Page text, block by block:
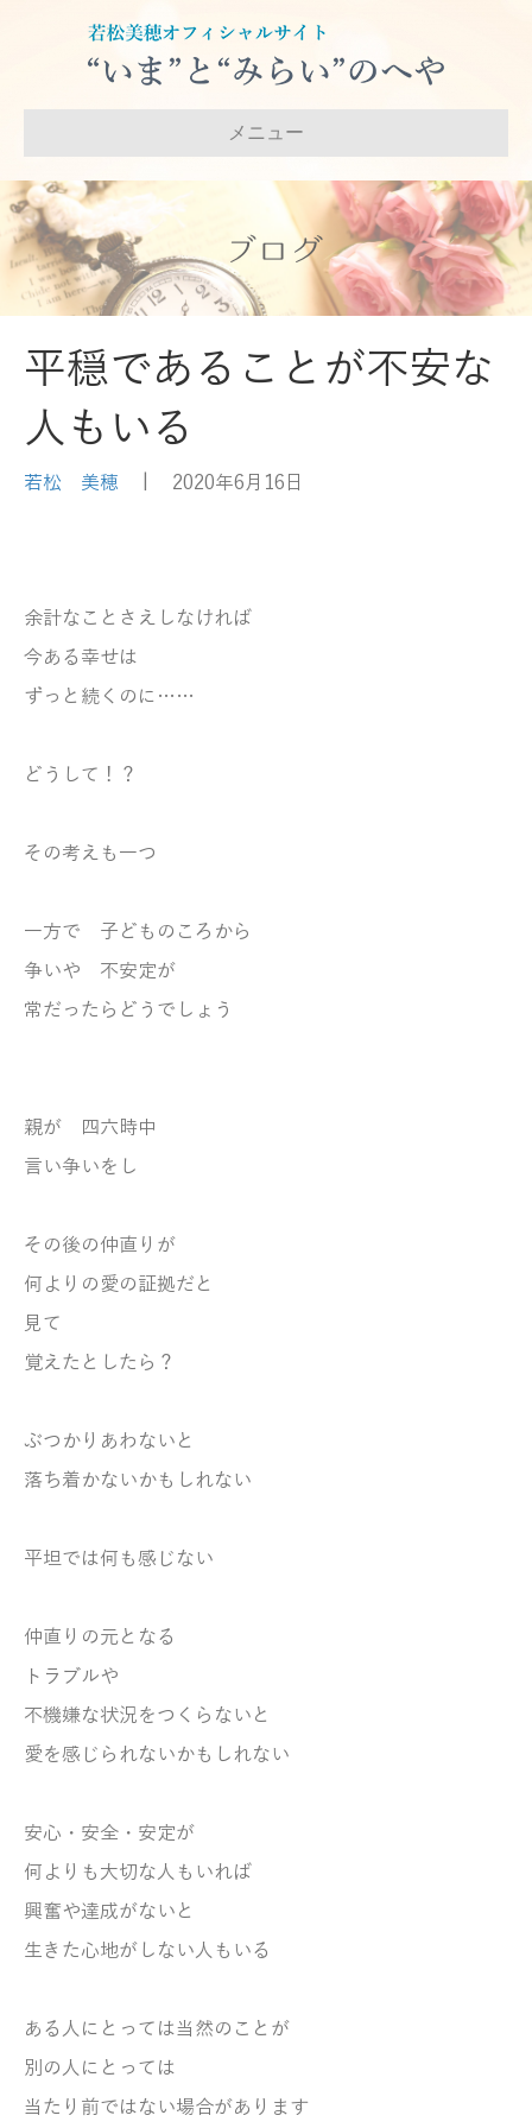
メニュー
ブログ
平穏であることが不安な
人もいる
若松 美穂 2020年6月16日
余計なことさえしなければ
今ある幸せは
ずっと続くのに……
どうして！？
その考えも一つ
一方で 子どものころから
争いや 不安定が
常だったらどうでしょう
親が 四六時中
言い争いをし
その後の仲直りが
何よりの愛の証拠だと
見て
覚えたとしたら？
ぶつかりあわないと
落ち着かないかもしれない
平坦では何も感じない
仲直りの元となる
トラブルや
不機嫌な状況をつく らないと
愛を感じられないかもしれない
安心・安全・安定が
何よりも大切な人もいれば
興奮や達成がないと
生きた心地がしない人もいる
ある人にとっては当然のことが
別の人にとっては
当たり前ではない場合があります